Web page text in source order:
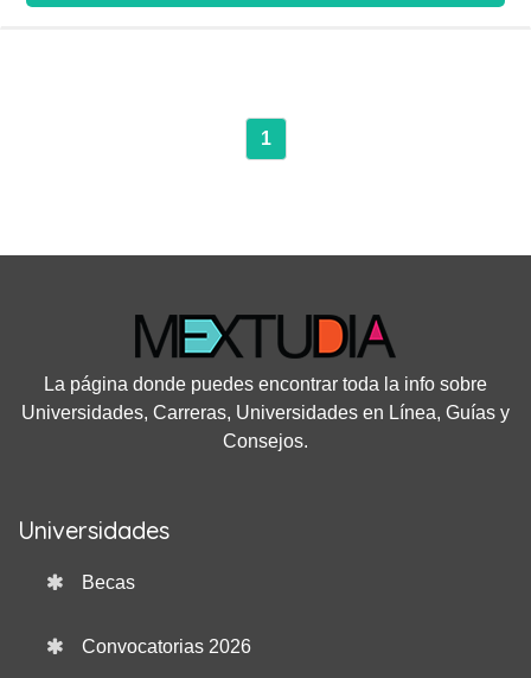
de este plan de estudios se promueve la capacidad de
1
La página donde puedes encontrar toda la info sobre
Universidades, Carreras, Universidades en Línea, Guías y
Consejos.
Universidades
Becas
Convocatorias 2026